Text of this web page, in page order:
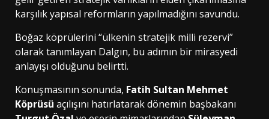
karşılık yapısal reformların yapılmadığını savundu.
Boğaz köprülerini “ülkenin stratejik milli rezervi”
olarak tanımlayan Dalgın, bu adımın bir mirasyedi
anlayışı olduğunu belirtti.
Konuşmasının sonunda, Fatih Sultan Mehmet
Köprüsü açılışını hatırlatarak dönemin başbakanı